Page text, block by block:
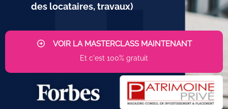
des locataires, travaux)
VOIR LA MASTERCLASS MAINTENANT
Et c'est 100% gratuit